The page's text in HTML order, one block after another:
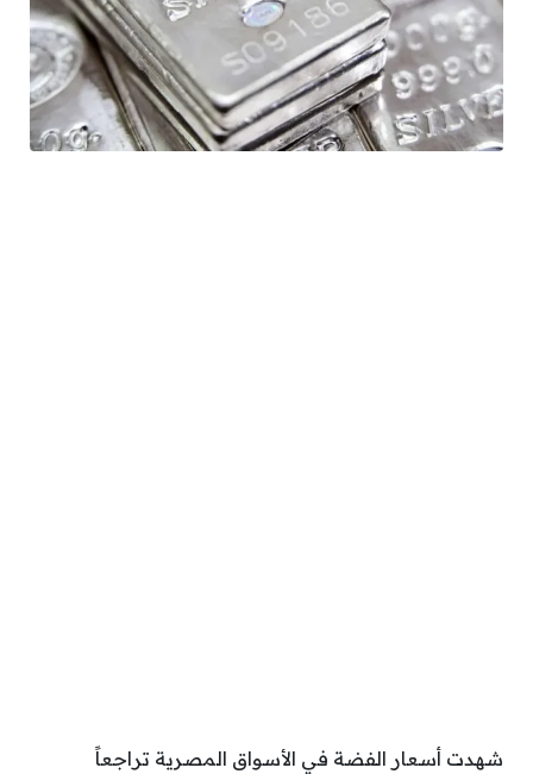
شهدت أسعار الفضة في الأسواق المصرية تراجعاً